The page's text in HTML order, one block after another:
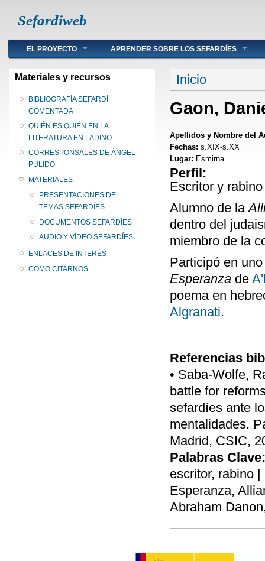
Sefardiweb
Main menu
EL PROYECTO APRENDER SOBRE LOS SEFARDÍES
Materiales y recursos
BIBLIOGRAFÍA SEFARDÍ
COMENTADA
QUIÉN ES QUIÉN EN LA
LITERATURA EN LADINO
CORRESPONSALES DE ÁNGEL
PULIDO
MATERIALES
PRESENTACIONES DE
TEMAS SEFARDÍES
DOCUMENTOS SEFARDÍES
AUDIO Y VÍDEO SEFARDÍES
ENLACES DE INTERÉS
COMO CITARNOS
Se encuentra
Inicio
Gaon,
Apellidos y Nombre del
Fechas: s.XIX-s.XX
Lugar: Esmirna
Perfil:
Escritor y
Alumno de la
dentro del
miembro de la
Participó en
Esperanza de
poema en
Algranati.
Referencias
• Saba-Wolfe,
battle for
sefardíes ante
mentalidades.
Madrid, CSIC,
Palabras Clave:
escritor, rabino
Esperanza,
Abraham